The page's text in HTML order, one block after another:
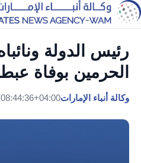
رئيس الدولة
الحرمين بوفاة
وكالة أنباء الإمارات